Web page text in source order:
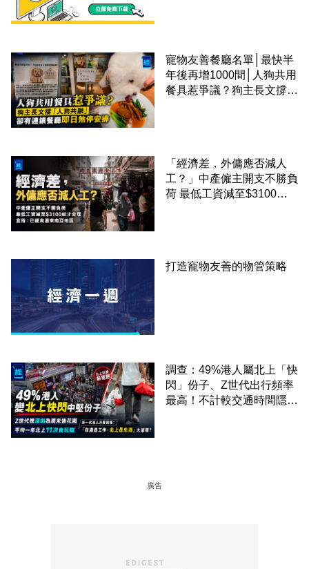
寵物友善餐廳名單│最快半
年後再增1000間│人狗共用
餐具惹爭議？狗主長文撐
「經濟差，外傭應否減人
工？」中產僱主開支不勝負
荷 最低工資減至$3100蚊
打造寵物友善的物管策略
調查：49%港人屬北上「快
閃」份子、Z世代出行頻率
最高！不計較交通時間隱形
廣告